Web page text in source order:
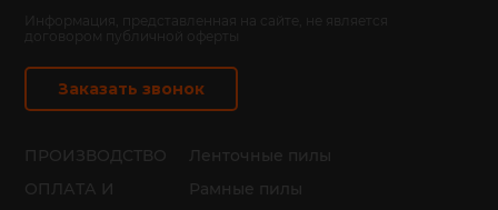
Заказать звонок
ПРОИЗВОДСТВО
ОПЛАТА И
Ленточные пилы
Рамные пилы